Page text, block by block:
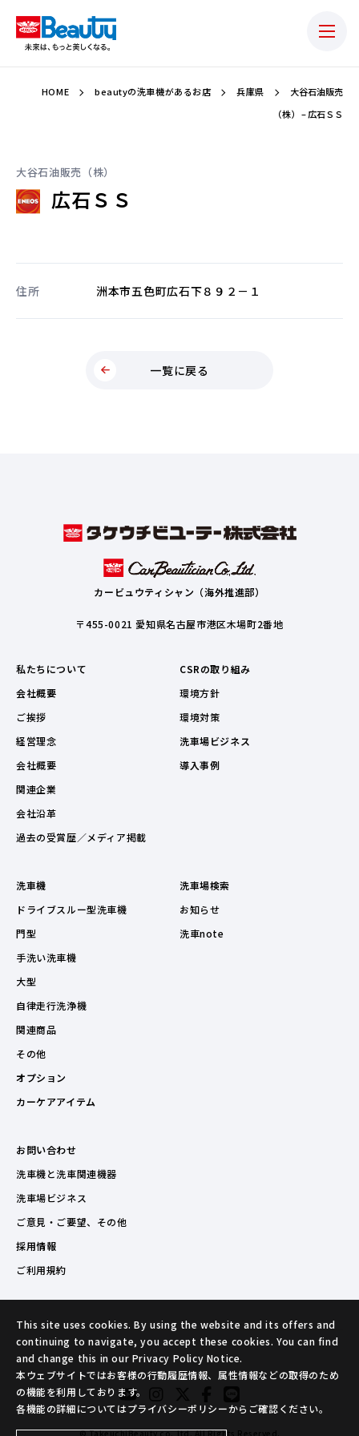
HOME beautyの洗車機があるお店 兵庫県
大谷石油販売
（株） – 広石ＳＳ
大谷石油販売（株）
広石ＳＳ
住所 洲本市五色町広石下８９２－１
一覧に戻る
カービュウティシャン（海外推進部）
〒455-0021 愛知県名古屋市港区木場町2番地
私たちについて
会社概要
ご挨拶
経営理念
会社概要
関連企業
会社沿革
過去の受賞歴／メディア掲載
CSRの取り組み
環境方針
環境対策
洗車場ビジネス
導入事例
洗車機
ドライブスルー型洗車機
門型
手洗い洗車機
大型
自律走行洗浄機
関連商品
その他
オプション
カーケアアイテム
洗車場検索
お知らせ
洗車note
お問い合わせ
洗車機と洗車関連機器
洗車場ビジネス
ご意見・ご要望、その他
採用情報
ご利用規約
© TakeuchiBeauty co.,ltd. All Rights Reserved.
This site uses cookies. By using the website and its offers and
continuing to navigate, you accept these cookies. You can find
and change this in our Privacy Policy Notice.
本ウェブサイトではお客様の行動履歴情報、属性情報などの取得のため
の機能を利用しております。
各機能の詳細についてはプライバシーポリシーからご確認ください。